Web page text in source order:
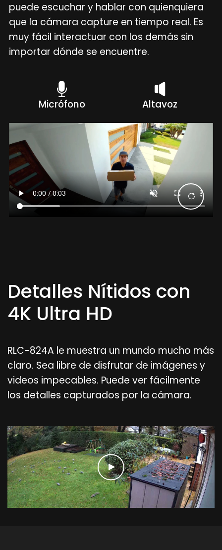
puede escuchar y hablar con quienquiera
que la cámara capture en tiempo real. Es
muy fácil interactuar con los demás sin
importar dónde se encuentre.
Micrófono Altavoz
Detalles Nítidos con
4K Ultra HD
RLC-824A le muestra un mundo mucho más
claro. Sea libre de disfrutar de imágenes y
videos impecables. Puede ver fácilmente
los detalles capturados por la cámara.